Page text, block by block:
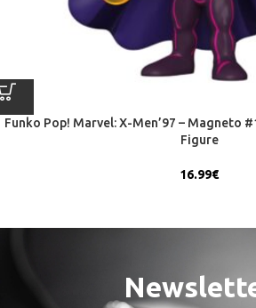
Funko Pop! Marvel: X-Men’97 – Magneto
Figure
16.99€